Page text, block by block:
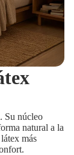
Su núcleo
natural a la
más